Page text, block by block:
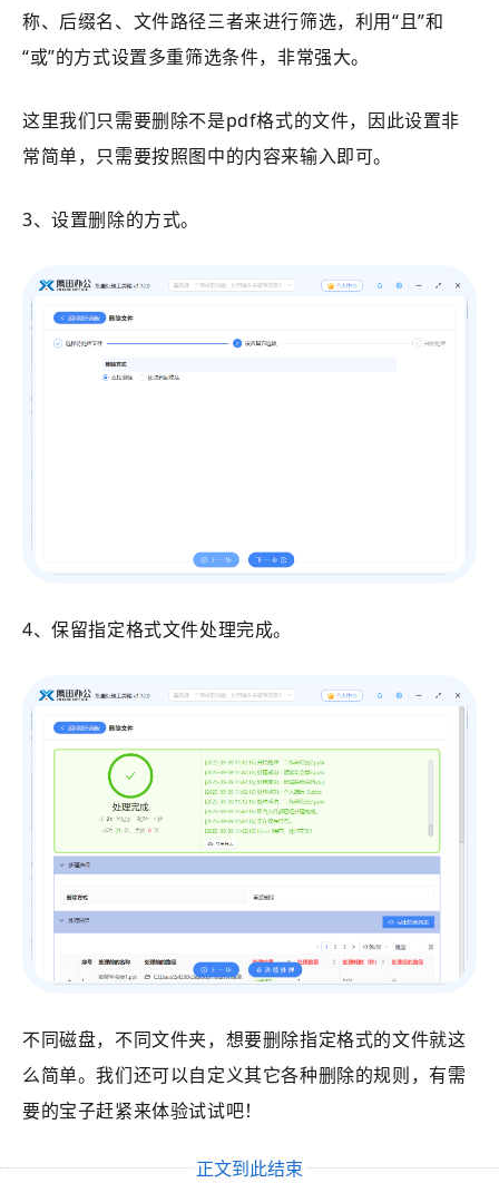
称、后缀名、文件路径三者来进行筛选，利用“且”和
“或”的方式设置多重筛选条件，非常强大。
这里我们只需要删除不是pdf格式的文件，因此设置非
常简单，只需要按照图中的内容来输入即可。
3、设置删除的方式。
4、保留指定格式文件处理完成。
不同磁盘，不同文件夹，想要删除指定格式的文件就这
么简单。我们还可以自定义其它各种删除的规则，有需
要的宝子赶紧来体验试试吧！
正文到此结束